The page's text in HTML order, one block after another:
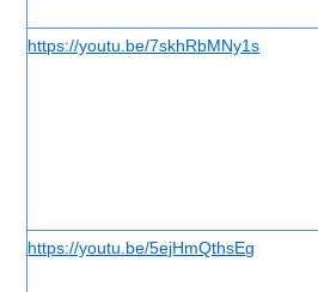
https://youtu.be/7skhRbMNy1s
https://youtu.be/5ejHmQthsEg